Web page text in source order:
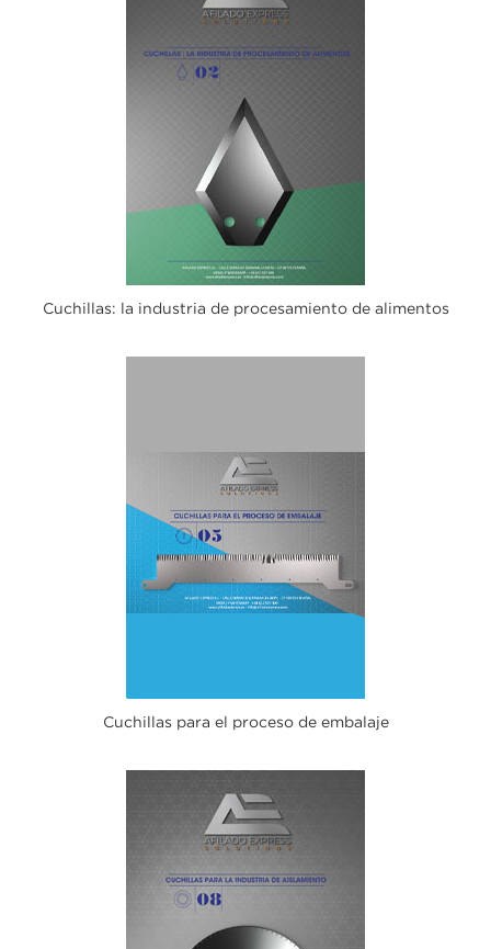
Cuchillas: la industria de procesamiento de alimentos
Cuchillas para el proceso de embalaje